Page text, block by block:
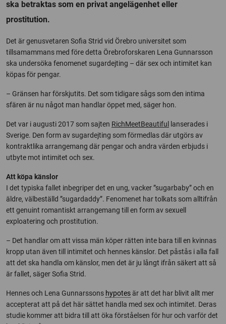
ska betraktas som en privat angelägenhet eller
prostitution.
Det är genusvetaren Sofia Strid vid Örebro universitet som
tillsamammans med före detta Örebroforskaren Lena Gunnarsson
ska undersöka fenomenet sugardejting – där sex och intimitet kan
köpas för pengar.
– Gränsen har förskjutits. Det som tidigare sågs som den intima
sfären är nu något man handlar öppet med, säger hon.
Det var i augusti 2017 som sajten RichMeetBeautiful
lanserades i
Sverige. Den form av sugardejting som förmedlas där utgörs av
kontraktlika arrangemang där pengar och andra värden erbjuds i
utbyte mot intimitet och sex.
Att köpa känslor
I det typiska fallet inbegriper det en ung, vacker ”sugarbaby” och en
äldre, välbeställd ”sugardaddy”. Fenomenet har tolkats som alltifrån
ett genuint romantiskt arrangemang till en form av sexuell
exploatering och prostitution.
– Det handlar om att vissa män köper rätten inte bara till en kvinnas
kropp utan även till intimitet och hennes känslor. Det påstås i alla fall
att det ska handla om känslor, men det är ju långt ifrån säkert att så
är fallet, säger Sofia Strid.
Hennes och Lena Gunnarssons hypotesär att det har blivit allt mer
accepterat att på det här sättet handla med sex och intimitet. Deras
studie kommer att bidra till att öka förståelsen för hur och varför det